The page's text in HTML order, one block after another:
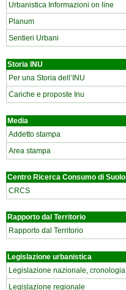
Urbanistica Informazioni on line
Planum
Sentieri Urbani
Storia INU
Per una Storia dell’INU
Cariche e proposte Inu
Media
Addetto stampa
Area stampa
Centro Ricerca Consumo di Suolo
CRCS
Rapporto dal Territorio
Rapporto dal Territorio
Legislazione urbanistica
Legislazione nazionale, cronologia
Legislazione regionale